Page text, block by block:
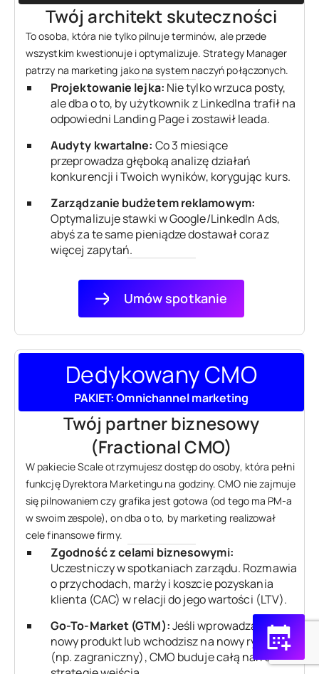
Twój architekt skuteczności
To osoba, która nie tylko pilnuje terminów, ale przede
wszystkim kwestionuje i optymalizuje. Strategy Manager
patrzy na marketing jako na system naczyń połączonych.
Projektowanie lejka: Nie tylko wrzuca posty,
ale dba o to, by użytkownik z LinkedIna trafił na
odpowiedni Landing Page i zostawił leada.
Audyty kwartalne: Co 3 miesiące
przeprowadza głęboką analizę działań
konkurencji i Twoich wyników, korygując kurs.
Zarządzanie budżetem reklamowym:
Optymalizuje stawki w Google/LinkedIn Ads,
abyś za te same pieniądze dostawał coraz
więcej zapytań.
Umów spotkanie
Dedykowany CMO
PAKIET: Omnichannel marketing
Twój partner biznesowy
(Fractional CMO)
W pakiecie Scale otrzymujesz dostęp do osoby, która pełni
funkcję Dyrektora Marketingu na godziny. CMO nie zajmuje
się pilnowaniem czy grafika jest gotowa (od tego ma PM-a
w swoim zespole), on dba o to, by marketing realizował
cele finansowe firmy.
Zgodność z celami biznesowymi:
Uczestniczy w spotkaniach zarządu. Rozmawia
o przychodach, marży i koszcie pozyskania
klienta (CAC) w relacji do jego wartości (LTV).
Go-To-Market (GTM):Jeśli wprowadzasz
nowy produkt lub wchodzisz na nowy rynek
(np. zagraniczny), CMO buduje całą narrację i